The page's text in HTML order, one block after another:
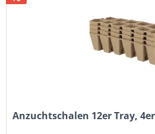
Anzuchtschalen 12er Tray,